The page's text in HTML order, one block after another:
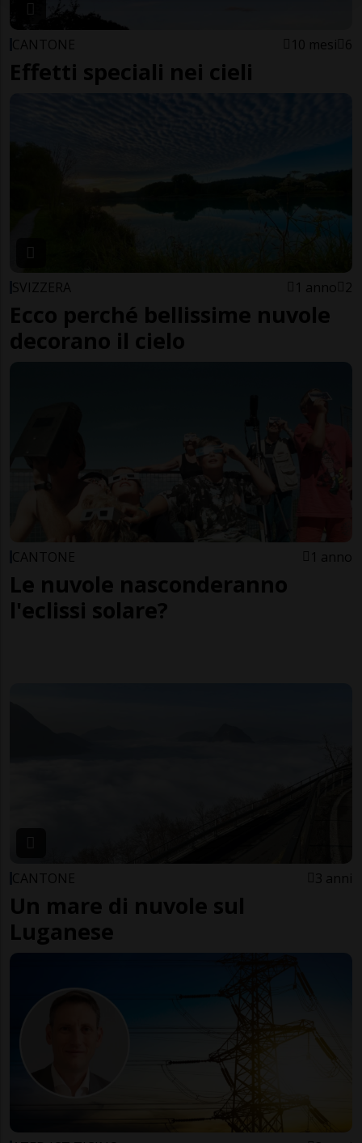
CANTONE 10 mesi 6
Effetti speciali nei cieli
SVIZZERA 1 anno 2
Ecco perché bellissime nuvole
decorano il cielo
CANTONE 1 anno
Le nuvole nasconderanno
l'eclissi solare?
CANTONE 3 anni
Un mare di nuvole sul
Luganese